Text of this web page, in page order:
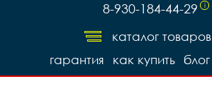
8-930-184-44-29 i
каталог товаров
блог
как купить
гарантия